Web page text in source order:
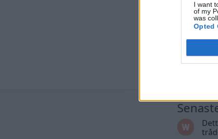
I want
of my
was
Opted